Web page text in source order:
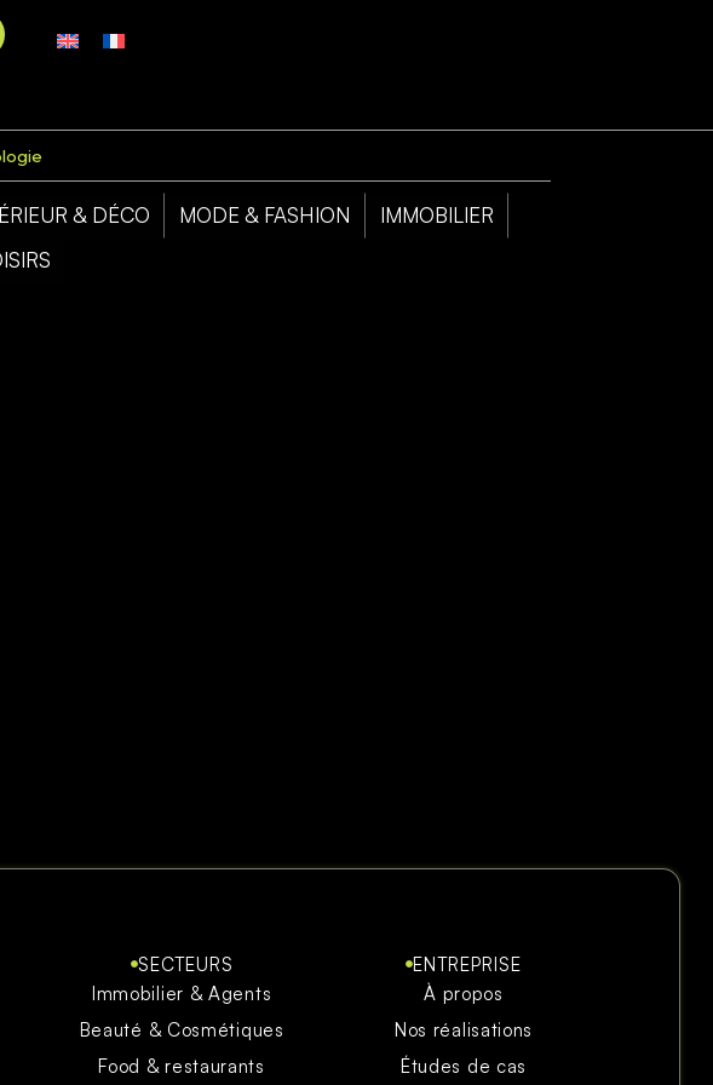
& DÉCO MODE & FASHION
IMMOBILIER
SECTEURS
Immobilier & Agents
Beauté & Cosmétiques
Food & restaurants
ENTREPRISE
À propos
Nos réalisations
Études de cas